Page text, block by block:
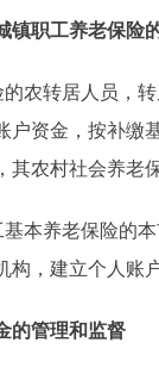
镇职工养老保险
转居人员，转
户资金，按补缴
其农村社会养老
养老保险的本
构，建立个人账
的管理和监督